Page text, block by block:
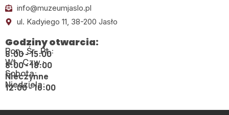
info@muzeumjaslo.pl
ul. Kadyiego 11, 38-200 Jasło
Godziny otwarcia:
Pon., Śr., Pt.:
8:00 - 15:00
Wt., Czw.:
8:00 - 18:00
Sobota:
Nieczynne
Niedziela:
12:00 - 16:00